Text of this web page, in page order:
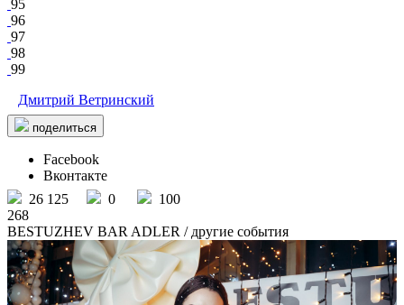
95
96
97
98
99
Дмитрий Ветринский
поделиться
Facebook
Вконтакте
26 125
0
100
268
BESTUZHEV BAR ADLER / другие события